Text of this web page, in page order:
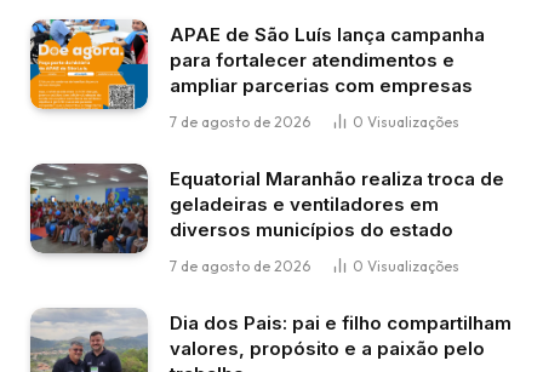
APAE de São Luís lança campanha
para fortalecer atendimentos e
ampliar parcerias com empresas
7 de agosto de 2026 0 Visualizações
Equatorial Maranhão realiza troca de
geladeiras e ventiladores em
diversos municípios do estado
7 de agosto de 2026 0 Visualizações
Dia dos Pais: pai e filho compartilham
valores, propósito e a paixão pelo